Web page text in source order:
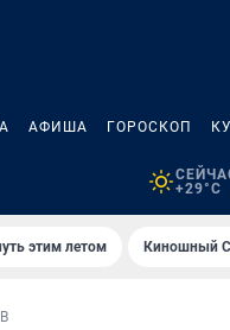
АФИША ГОРОСКОП
+29°C
этим летом Киношный